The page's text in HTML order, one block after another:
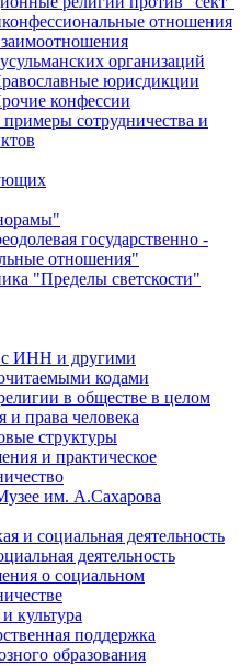
отношения
организаций
юрисдикции
конфессии
сотрудничества и
государственно -
отношения"
"Пределы светскости"
с ИНН и другими
кодами
в обществе в целом
и права человека
структуры
и практическое
им. А.Сахарова
и социальная деятельность
деятельность
о социальном
культура
поддержка
образования